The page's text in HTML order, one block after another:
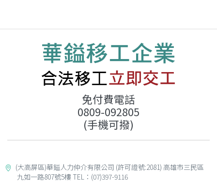
免付費電話
0809-092805
(手機可撥)
(大高屏區)華鎰人力仲介有限公司 (許可證號:2081) 高雄市三民區
九如一路807號5樓 TEL：(07)397-9116